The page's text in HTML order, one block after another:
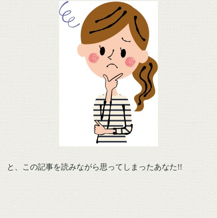
と、この記事を読みながら思ってしまったあなた!!